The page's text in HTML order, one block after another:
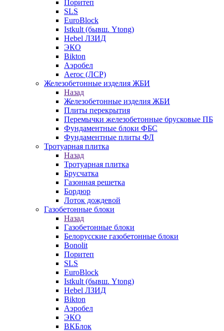
Поритеп
SLS
EuroBlock
Istkult (бывш. Ytong)
Hebel ЛЗИД
ЭКО
Bikton
Аэробел
Aeroc (ЛСР)
Железобетонные изделия ЖБИ
Назад
Железобетонные изделия ЖБИ
Плиты перекрытия
Перемычки железобетонные брусковые ПБ
Фундаментные блоки ФБС
Фундаментные плиты ФЛ
Тротуарная плитка
Назад
Тротуарная плитка
Брусчатка
Газонная решетка
Бордюр
Лоток дождевой
Газобетонные блоки
Назад
Газобетонные блоки
Белорусские газобетонные блоки
Bonolit
Поритеп
SLS
EuroBlock
Istkult (бывш. Ytong)
Hebel ЛЗИД
Bikton
Аэробел
ЭКО
ВКБлок